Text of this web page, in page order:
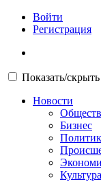
Войти
Регистрация
Показать/
Новости
Бизнес
Культура